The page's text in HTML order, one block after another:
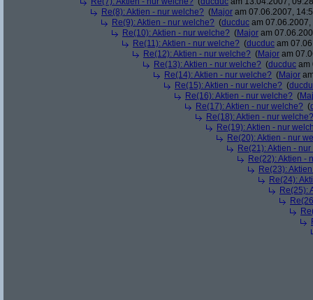
Re(8): Aktien - nur welche? (Major am 07.06.2007,
Re(9): Aktien - nur welche? (ducduc am
Re(10): Aktien - nur welche? (Major am
Re(11): Aktien - nur welche? (ducduc am
Re(12): Aktien - nur welche? (Major am
Re(13): Aktien - nur welche? (ducduc am
Re(14): Aktien - nur welche? (Major
Re(15): Aktien - nur welche? (
Re(16): Aktien - nur welche? (
Re(17): Aktien - nur welche? (
Re(18): Aktien - nur welche?
Re(19): Aktien - nur
Re(20): Aktien - nur
Re(21): Aktien -
Re(22): Aktien -
Re(23):
Re(24):
Re(25):